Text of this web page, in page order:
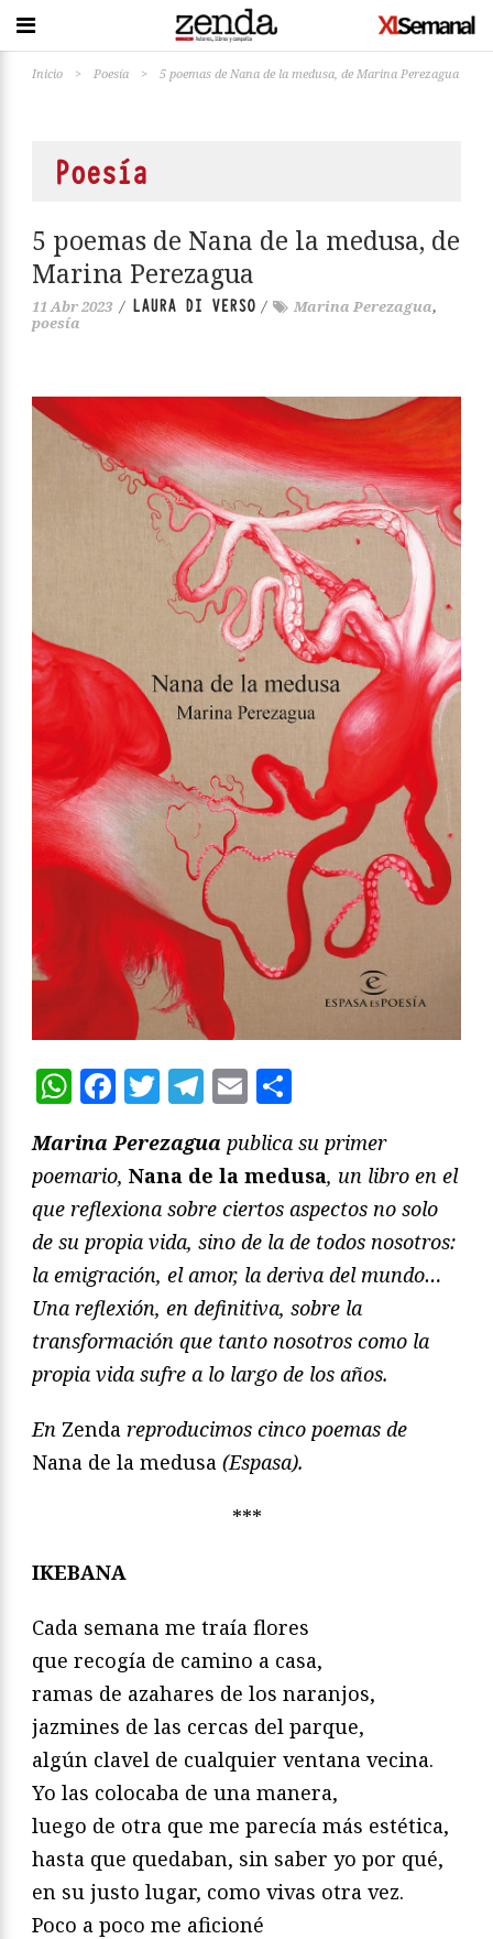
Inicio > Poesía > 5 poemas de Nana de la medusa, de Marina Perezagua
Poesía
5 poemas de Nana de la medusa, de
Marina Perezagua
11 Abr 2023 / LAURA DI VERSO / Marina Perezagua,
poesía
WhatsApp
Facebook
Twitter
Telegram
Email
Marina Perezagua publica su primer
poemario, Nana de la medusa, un libro en el
que reflexiona sobre ciertos aspectos no solo
de su propia vida, sino de la de todos nosotros:
la emigración, el amor, la deriva del mundo…
Una reflexión, en definitiva, sobre la
transformación que tanto nosotros como la
propia vida sufre a lo largo de los años.
En Zenda reproducimos cinco poemas de
Nana de la medusa (Espasa).
***
IKEBANA
Cada semana me traía flores
que recogía de camino a casa,
ramas de azahares de los naranjos,
jazmines de las cercas del parque,
algún clavel de cualquier ventana vecina.
Yo las colocaba de una manera,
luego de otra que me parecía más estética,
hasta que quedaban, sin saber yo por qué,
en su justo lugar, como vivas otra vez.
Poco a poco me aficioné